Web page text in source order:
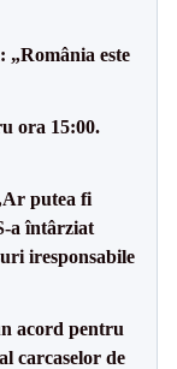
este
ora 15:00.
putea fi
a întârziat
iresponsabile
acord pentru
carcaselor de